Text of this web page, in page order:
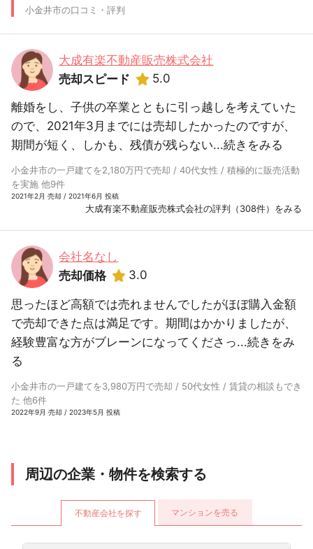
小金井市の口コミ・評判
大成有楽不動産販売株式会社
売却スピード
5.0
離婚をし、子供の卒業とともに引っ越しを考えていた
ので、2021年3月までには売却したかったのですが、
期間が短く、しかも、残債が残らない...続きをみる
小金井市の一戸建てを2,180万円で売却 / 40代女性 / 積極的に販売活動
を実施 他9件
2021年2月 売却 / 2021年6月 投稿
大成有楽不動産販売株式会社の評判（308件）をみる
会社名なし
売却価格
3.0
思ったほど高額では売れませんでしたがほぼ購入金額
で売却できた点は満足です。期間はかかりましたが、
経験豊富な方がブレーンになってくださっ...続きをみ
る
小金井市の一戸建てを3,980万円で売却 / 50代女性 / 賃貸の相談もでき
た 他6件
2022年9月 売却 / 2023年5月 投稿
周辺の企業・物件を検索する
不動産会社を探す マンションを売る